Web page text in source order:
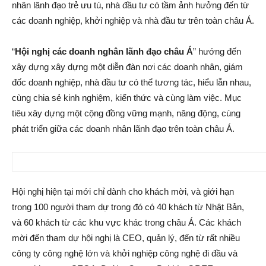
nhân lãnh đạo trẻ ưu tú, nhà đầu tư có tầm ảnh hưởng đến từ
các doanh nghiệp, khởi nghiệp và nhà đầu tư trên toàn châu Á.
“Hội nghị các doanh nghân lãnh đạo châu Á” hướng đến
xây dựng xây dựng một diễn đàn nơi các doanh nhân, giám
đốc doanh nghiệp, nhà đầu tư có thể tương tác, hiểu lẫn nhau,
cùng chia sẻ kinh nghiệm, kiến thức và cùng làm việc. Mục
tiêu xây dựng một cộng đồng vững mạnh, năng động, cùng
phát triển giữa các doanh nhân lãnh đạo trên toàn châu Á.
Hội nghị hiện tại mới chỉ dành cho khách mời, và giới hạn
trong 100 người tham dự trong đó có 40 khách từ Nhật Bản,
và 60 khách từ các khu vực khác trong châu Á. Các khách
mời đến tham dự hội nghị là CEO, quản lý, đến từ rất nhiều
công ty công nghệ lớn và khởi nghiệp công nghệ đi đầu và